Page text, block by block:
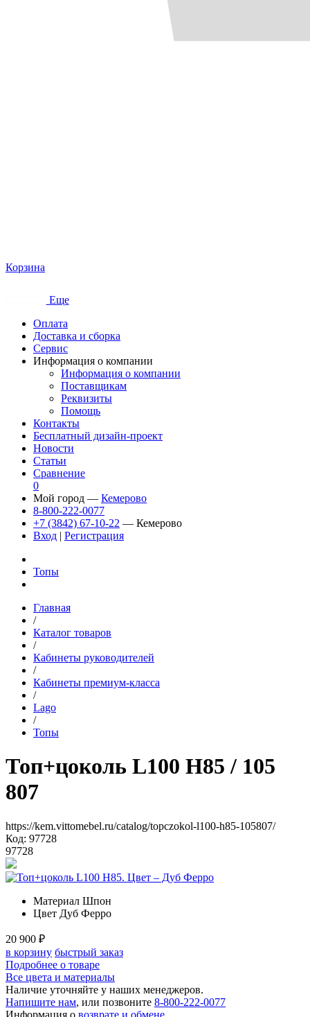
Корзина
Еще
Оплата
Доставка и сборка
Сервис
Информация о компании
Информация о компании
Поставщикам
Реквизиты
Помощь
Контакты
Бесплатный дизайн-проект
Новости
Статьи
Сравнение
0
Мой город — Кемерово
8-800-222-0077
+7 (3842) 67-10-22 — Кемерово
Вход | Регистрация
Топы
Главная
/
Каталог товаров
/
Кабинеты руководителей
/
Кабинеты премиум-класса
/
Lago
/
Топы
Топ+цоколь L100 H85 / 105
807
https://kem.vittomebel.ru/catalog/topczokol-l100-h85-105807/
Код: 97728
97728
Материал Шпон
Цвет Дуб Ферро
20 900 ₽
в корзину быстрый заказ
Подробнее о товаре
Все цвета и материалы
Наличие уточняйте у наших менеджеров.
Напишите нам, или позвоните 8-800-222-0077
Информация о возврате и обмене